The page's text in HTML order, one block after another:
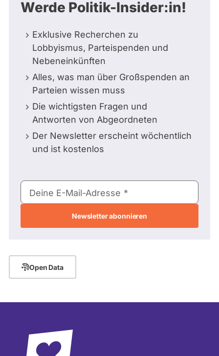
Werde Politik-Insider:in!
Exklusive Recherchen zu
Lobbyismus, Parteispenden und
Nebeneinkünften
Alles, was man über Großspenden an
Parteien wissen muss
Die wichtigsten Fragen und
Antworten von Abgeordneten
Der Newsletter erscheint wöchentlich
und ist kostenlos
E-
Mail-
Deine E-Mail-Adresse
Open Data